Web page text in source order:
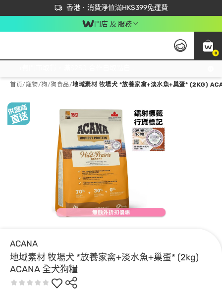
香港．消費淨值滿HK$399免運費
立即成為易賞錢會員盡享獨家優惠
首次APP下單買滿$450 輸入 NEWAPP 即減$50
門店 及 服務
0
首頁/寵物/狗/狗食品/地域素材 牧場犬 *放養家禽+淡水魚+巢蛋* (2KG)
ACANA
地域素材 牧場犬 *放養家禽+淡水魚+巢蛋* (2kg)
ACANA 全犬狗糧